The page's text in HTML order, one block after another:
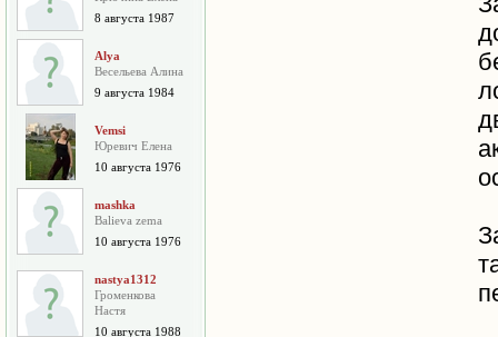
8 августа 1987
Alya
Весельева Алина
9 августа 1984
Vemsi
Юревич Елена
10 августа 1976
mashka
Balieva zema
10 августа 1976
nastya1312
Громенкова
Настя
10 августа 1988